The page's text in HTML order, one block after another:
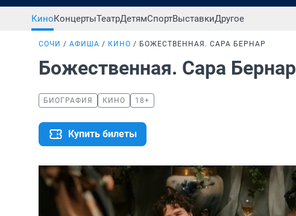
КиноКонцертыТеатрДетямСпортВыставкиДругое
СОЧИ АФИША КИНО БОЖЕСТВЕННАЯ. САРА БЕРНАР
Божественная. Сара Бернар
БИОГРАФИЯ КИНО 18+
Купить билеты